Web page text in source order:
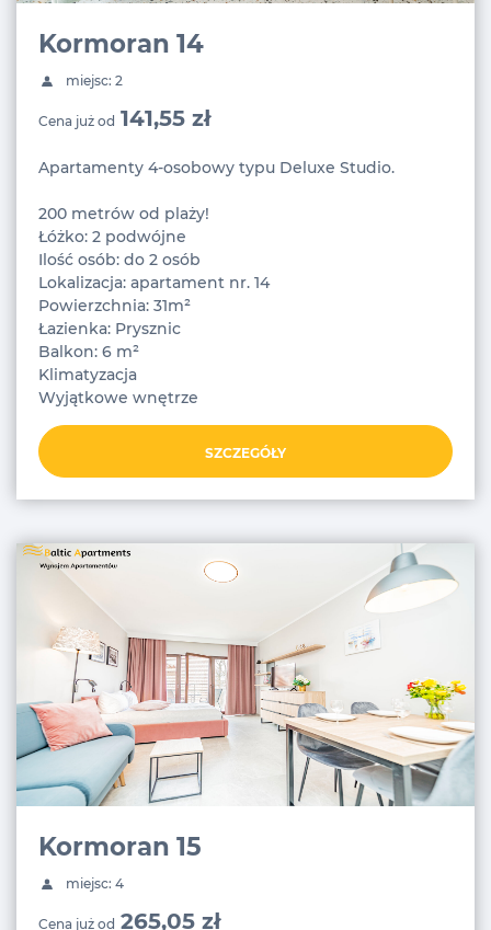
Kormoran 14
miejsc: 2
Cena już od 141,55 zł
Apartamenty 4-osobowy typu Deluxe Studio.
200 metrów od plaży!
Łóżko: 2 podwójne
Ilość osób: do 2 osób
Lokalizacja: apartament nr. 14
Powierzchnia: 31m²
Łazienka: Prysznic
Balkon: 6 m²
Klimatyzacja
Wyjątkowe wnętrze
SZCZEGÓŁY
Kormoran 15
miejsc: 4
Cena już od 265,05 zł